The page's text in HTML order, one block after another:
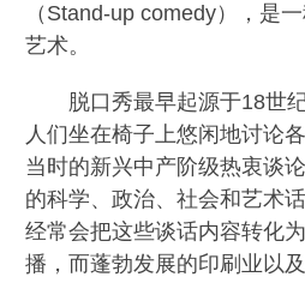
（Stand-up comedy），是
艺术。
脱口秀最早起源于18世纪
人们坐在椅子上悠闲地讨论
当时的新兴中产阶级热衷谈
的科学、政治、社会和艺术
经常会把这些谈话内容转化
播，而蓬勃发展的印刷业以